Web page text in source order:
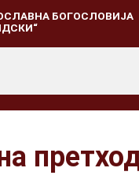
БОГОСЛОВИЈА